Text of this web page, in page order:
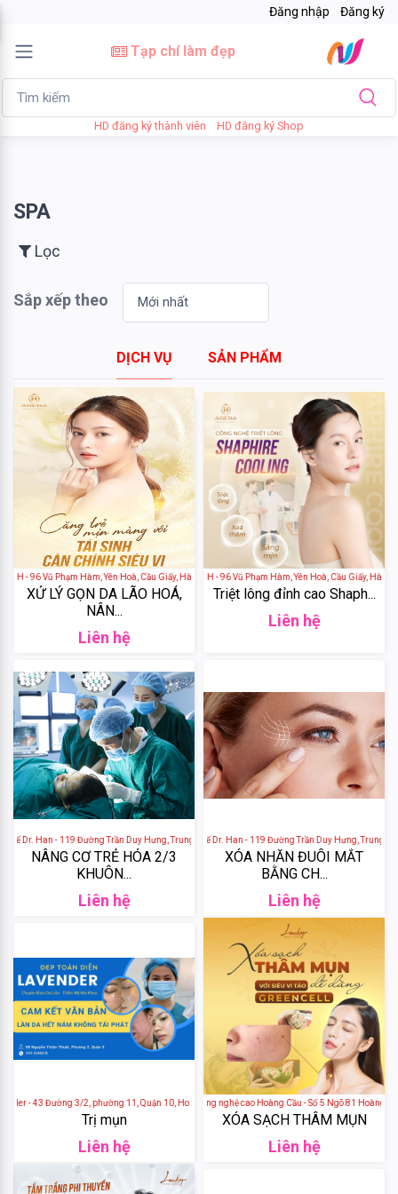
Đăng nhập Đăng ký
Tạp chí làm đẹp
HD đăng ký thành viên HD đăng ký Shop
SPA
Lọc
Sắp xếp theo
DỊCH VỤ SẢN PHẨM
Lọc
Tìm kiếm
hiệu
Aromatic
Rosemary
Crest
Etiaxil
Dionel
Romand
Chivey
Thể
loại
THẨM
MỸ
+
SPA+
SALON
NAIL&MI
+
MASSAGE
& GỘI ĐẦU
+
NHA
THẨM
+
MỸ
+
H - 96 Vũ Phạm Hàm, Yên Hoà, Cầu Giấy, Hà Nội, Việt Nam
XỬ LÝ GỌN DA LÃO HOÁ,
NÂN...
Liên hệ
Viện Thẩm Mỹ Agena H - 96 Vũ Phạm Hàm, Yên Hoà, Cầu Giấy, Hà Nội,
Triệt lông đỉnh cao Shaph...
Liên hệ
Tế Dr. Han - 119 Đường Trần Duy Hưng, Trung Hoà, Cầu Giấy, Hà Nội, Việt Nam
NÂNG CƠ TRẺ HÓA 2/3
KHUÔN...
Liên hệ
Viện Thẩm Mỹ Quốc Tế Dr. Han - 119 Đường Trần Duy Hưng, Trung
XÓA NHĂN ĐUÔI MẮT
BẰNG CH...
Liên hệ
- 43 Đường 3/2, phường 11, Quận 10, Ho Chi Minh City, Vietnam
Trị mụn
Liên hệ
Lucky beauty - Spa công nghệ cao Hoàng Cầu - Số 5 Ngõ 81 Hoàng
XÓA SẠCH THÂM MỤN
Liên hệ